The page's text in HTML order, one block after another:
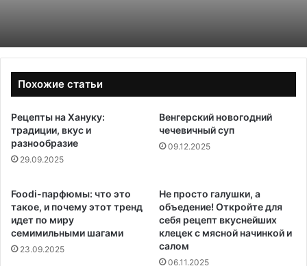
Похожие статьи
Рецепты на Хануку:
традиции, вкус и
разнообразие
29.09.2025
Венгерский новогодний
чечевичный суп
09.12.2025
Foodi-парфюмы: что это
такое, и почему этот тренд
идет по миру
семимильными шагами
23.09.2025
Не просто галушки, а
объедение! Откройте для
себя рецепт вкуснейших
клецек с мясной начинкой и
салом
06.11.2025